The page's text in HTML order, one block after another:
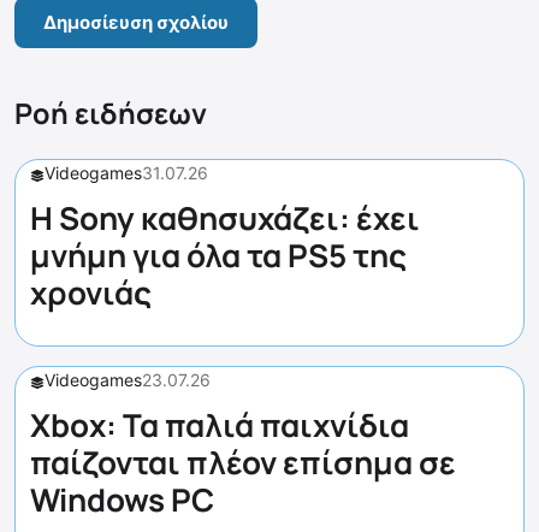
Ροή ειδήσεων
Videogames31.07.26
Η Sony καθησυχάζει: έχει
μνήμη για όλα τα PS5 της
χρονιάς
Videogames23.07.26
Xbox: Τα παλιά παιχνίδια
παίζονται πλέον επίσημα σε
Windows PC